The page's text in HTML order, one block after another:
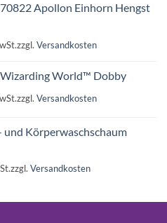
Apollon Einhorn Hengst
zzgl. Versandkosten
World™ Dobby
zzgl. Versandkosten
Körperwaschschaum
zzgl. Versandkosten